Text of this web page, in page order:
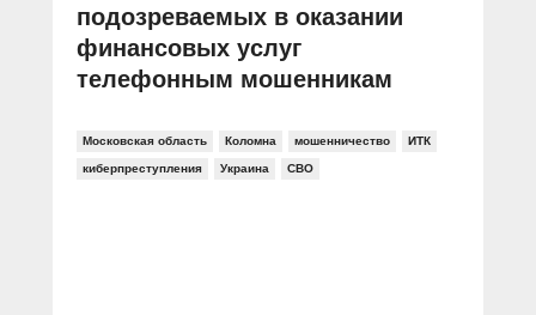
подозреваемых в оказании
финансовых услуг
телефонным мошенникам
Московская область Коломна мошенничество ИТК
киберпреступления Украина СВО